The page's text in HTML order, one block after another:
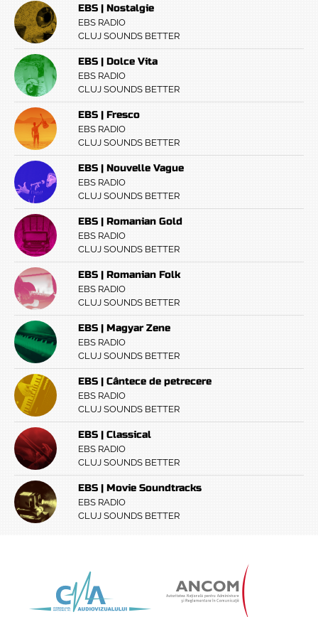
EBS | Nostalgie
EBS RADIO
CLUJ SOUNDS BETTER
EBS | Dolce Vita
EBS RADIO
CLUJ SOUNDS BETTER
EBS | Fresco
EBS RADIO
CLUJ SOUNDS BETTER
EBS | Nouvelle Vague
EBS RADIO
CLUJ SOUNDS BETTER
EBS | Romanian Gold
EBS RADIO
CLUJ SOUNDS BETTER
EBS | Romanian Folk
EBS RADIO
CLUJ SOUNDS BETTER
EBS | Magyar Zene
EBS RADIO
CLUJ SOUNDS BETTER
EBS | Cântece de petrecere
EBS RADIO
CLUJ SOUNDS BETTER
EBS | Classical
EBS RADIO
CLUJ SOUNDS BETTER
EBS | Movie Soundtracks
EBS RADIO
CLUJ SOUNDS BETTER